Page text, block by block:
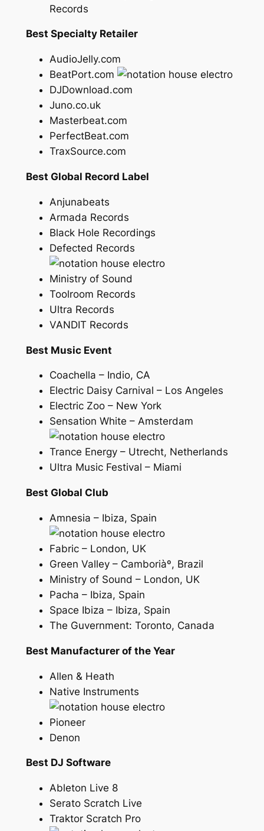
Records
Best Specialty Retailer
AudioJelly.com
BeatPort.com
DJDownload.com
Juno.co.uk
Masterbeat.com
PerfectBeat.com
TraxSource.com
Best Global Record Label
Anjunabeats
Armada Records
Black Hole Recordings
Defected Records
Ministry of Sound
Toolroom Records
Ultra Records
VANDIT Records
Best Music Event
Coachella – Indio, CA
Electric Daisy Carnival – Los Angeles
Electric Zoo – New York
Sensation White – Amsterdam
Trance Energy – Utrecht, Netherlands
Ultra Music Festival – Miami
Best Global Club
Amnesia – Ibiza, Spain
Fabric – London, UK
Green Valley – Camboriàº, Brazil
Ministry of Sound – London, UK
Pacha – Ibiza, Spain
Space Ibiza – Ibiza, Spain
The Guvernment: Toronto, Canada
Best Manufacturer of the Year
Allen & Heath
Native Instruments
Pioneer
Denon
Best DJ Software
Ableton Live 8
Serato Scratch Live
Traktor Scratch Pro